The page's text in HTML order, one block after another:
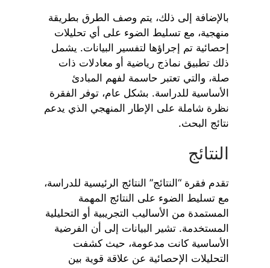
بالإضافة إلى ذلك، يتم وصف الطرق بطريقة
منهجية، مع تسليط الضوء على أي تحليلات
إحصائية تم إجراؤها لتفسير البيانات. يشمل
ذلك تطبيق نماذج رياضية أو معادلات ذات
صلة، والتي تعتبر حاسمة لفهم المبادئ
الأساسية للدراسة. بشكل عام، توفر الفقرة
نظرة شاملة على الإطار المنهجي الذي يدعم
نتائج البحث.
النتائج
تقدم فقرة “النتائج” النتائج الرئيسية للدراسة،
مع تسليط الضوء على النتائج المهمة
المستمدة من الأساليب التجريبية أو التحليلية
المستخدمة. تشير البيانات إلى أن الفرضية
الأساسية كانت مدعومة، حيث كشفت
التحليلات الإحصائية عن علاقة قوية بين